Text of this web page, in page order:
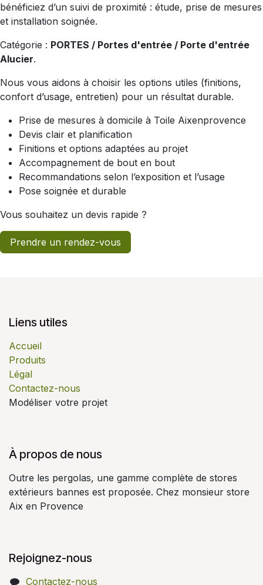
bénéficiez d’un suivi de proximité : étude, prise de mesures
et installation soignée.
Catégorie : PORTES / Portes d'entrée / Porte d'entrée
Alucier.
Nous vous aidons à choisir les options utiles (finitions,
confort d’usage, entretien) pour un résultat durable.
Prise de mesures à domicile à Toile Aixenprovence
Devis clair et planification
Finitions et options adaptées au projet
Accompagnement de bout en bout
Recommandations selon l’exposition et l’usage
Pose soignée et durable
Vous souhaitez un devis rapide ?
Prendre un rendez-vous
Liens utiles
Accueil
Produits
Légal
Contactez-nous
Modéliser votre projet
À propos de nous
Outre les pergolas, une gamme complète de stores
extérieurs bannes est proposée. Chez monsieur store
Aix en Provence
Rejoignez-nous
Contactez-nous